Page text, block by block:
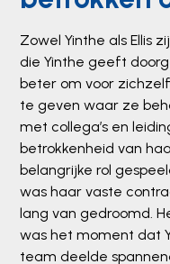
Zowel Yinthe als Ellis
die Yinthe geeft
beter om voor
te geven waar ze
met collega’s en
betrokkenheid van
belangrijke rol
was haar vaste
lang van gedroomd.
was het moment dat
team deelde